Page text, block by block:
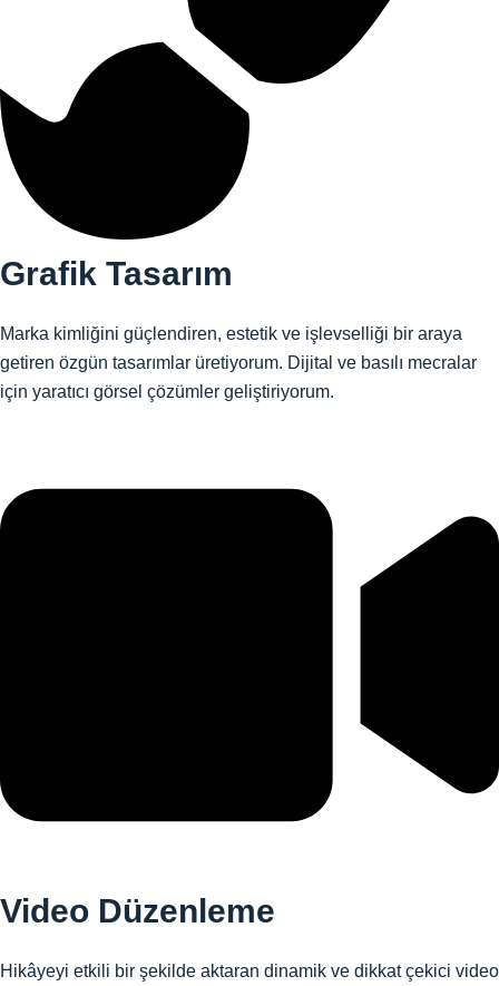
Grafik Tasarım
Marka kimliğini güçlendiren, estetik ve işlevselliği bir araya
getiren özgün tasarımlar üretiyorum. Dijital ve basılı mecralar
için yaratıcı görsel çözümler geliştiriyorum.
Video Düzenleme
Hikâyeyi etkili bir şekilde aktaran dinamik ve dikkat çekici video